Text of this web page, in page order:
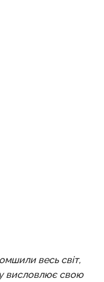
весь світ,
висловлює свою